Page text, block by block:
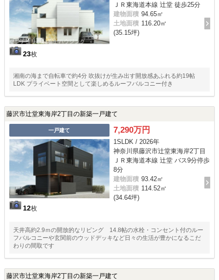
23枚
ＪＲ東海道本線 辻堂 徒歩25分
建物面積 94.65㎡
土地面積 116.20㎡
(35.15坪)
湘南の海まで自転車で約4分 吹抜けが生み出す開放感あふれる約19帖
LDK プライベート空間として楽しめるルーフバルコニー付き
藤沢市辻堂東海岸2丁目の新築一戸建て
一戸建て
12枚
7,290万円
1SLDK / 2026年
神奈川県藤沢市辻堂東海岸2丁目
ＪＲ東海道本線 辻堂 バス9分停歩
8分
建物面積 93.42㎡
土地面積 114.52㎡
(34.64坪)
天井高約2.9ｍの開放的なリビング 14.8帖の水栓・コンセント付のルー
フバルコニーや玄関前のウッドデッキなど日々の生活が豊かになるこだ
わりの間取です
藤沢市辻堂東海岸2丁目の新築一戸建て